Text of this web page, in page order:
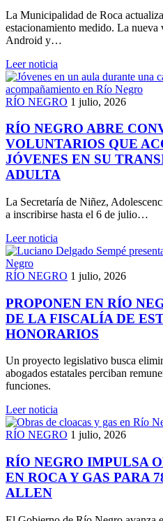
La Municipalidad de Roca
estacionamiento medido. La nueva
Android y…
Leer noticia
RÍO NEGRO 1 julio, 2026
RÍO NEGRO ABRE
VOLUNTARIOS QUE
JÓVENES EN SU
ADULTA
La Secretaría de Niñez,
a inscribirse hasta el 6 de julio…
Leer noticia
RÍO NEGRO 1 julio, 2026
PROPONEN EN RÍO
DE LA FISCALÍA DE
HONORARIOS
Un proyecto legislativo busca
abogados estatales perciban
funciones.
Leer noticia
RÍO NEGRO 1 julio, 2026
RÍO NEGRO IMPULSA
EN ROCA Y GAS PARA
ALLEN